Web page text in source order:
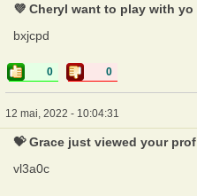
💜 Cheryl want to play with yo
bxjcpd
0 0
12 mai, 2022 - 10:04:31
💝 Grace just viewed your prof
vl3a0c